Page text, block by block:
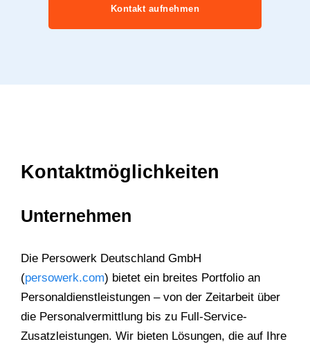
Kontakt aufnehmen
Kontaktmöglichkeiten
Unternehmen
Die Persowerk Deutschland GmbH
(persowerk.com) bietet ein breites Portfolio an
Personaldienstleistungen – von der Zeitarbeit über
die Personalvermittlung bis zu Full-Service-
Zusatzleistungen. Wir bieten Lösungen, die auf Ihre